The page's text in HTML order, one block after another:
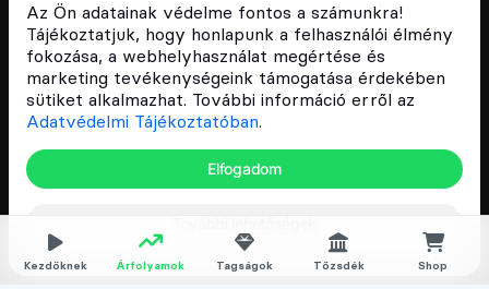
Kezdőknek Árfolyamok Tagságok Tőzsdék Shop
Az Ön adatainak védelme fontos a számunkra!
Tájékoztatjuk, hogy honlapunk a felhasználói élmény
fokozása, a webhelyhasználat megértése és
marketing tevékenységeink támogatása érdekében
sütiket alkalmazhat. További információ erről az
Adatvédelmi Tájékoztatóban.
Elfogadom
Feliratkozom a hírlevélre
ÁSZF
Adatvédelmi tájékoztató